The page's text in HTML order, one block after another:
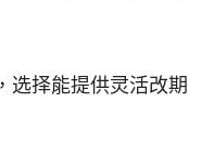
选择能提供灵活改期